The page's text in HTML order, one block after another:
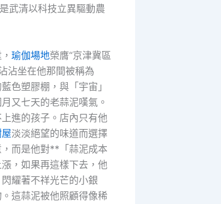
武清以科技立異驅動農
瑜伽場地榮膺“京津冀區
沾坐在他那間被稱為
色塑膠棚，與「宇宙」
又七天的老蒜泥嘆氣。
進的孩子。店內只有他
淡淡絕望的味道而選擇
而是他對**「蒜泥成本
，如果再這樣下去，他
耀著不祥光芒的小銀
這蒜泥被他照顧得像稀